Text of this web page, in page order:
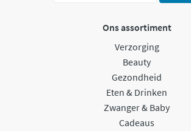
Ons assortiment
Verzorging
Beauty
Gezondheid
Eten & Drinken
Zwanger & Baby
Cadeaus